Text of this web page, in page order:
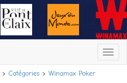
Catégories Winamax Poker